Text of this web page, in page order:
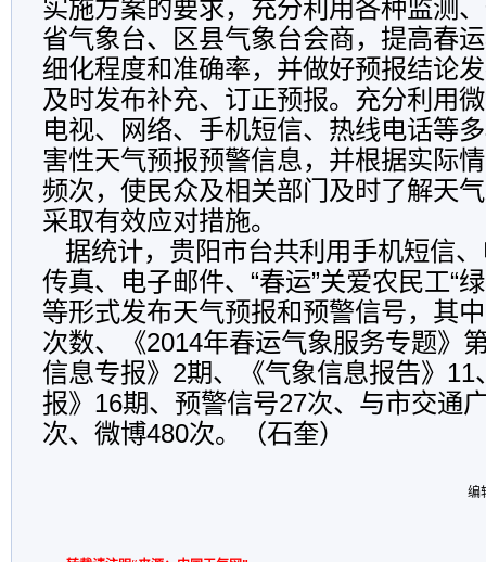
实施方案的要求，充分利用各种监测
省气象台、区县气象台会商，提高春
细化程度和准确率，并做好预报结论
及时发布补充、订正预报。充分利用
电视、网络、手机短信、热线电话等
害性天气预报预警信息，并根据实际
频次，使民众及相关部门及时了解天
采取有效应对措施。
据统计，贵阳市台共利用手机短信
传真、电子邮件、“春运”关爱农民工“
等形式发布天气预报和预警信号，其
次数、《2014年春运气象服务专题》
信息专报》2期、《气象信息报告》11
报》16期、预警信号27次、与市交通
次、微博480次。（石奎）
编